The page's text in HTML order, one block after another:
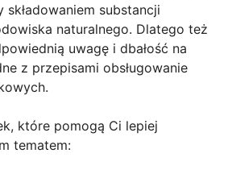
substancji
naturalnego. Dlatego też
uwagę i dbałość na
z przepisami obsługowanie
które pomogą Ci lepiej
tematem: